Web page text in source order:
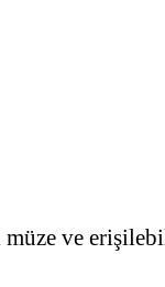
müze ve